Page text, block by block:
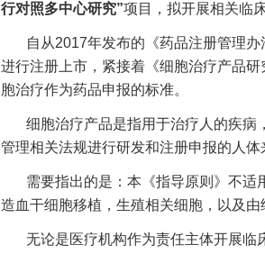
行对照多中心研究”项目，拟开展相关临
自从2017年发布的《药品注册管理
进行注册上市，紧接着《细胞治疗产品
胞治疗作为药品申报的标准。
细胞治疗产品是指用于治疗人的疾病
管理相关法规进行研发和注册申报的人体
需要指出的是：本《指导原则》不适
造血干细胞移植，生殖相关细胞，以及由
无论是医疗机构作为责任主体开展临